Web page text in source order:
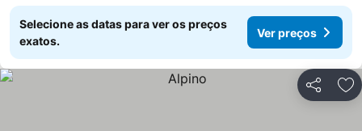
Selecione as datas para ver os preços
exatos.
Ver preços
Partilhar